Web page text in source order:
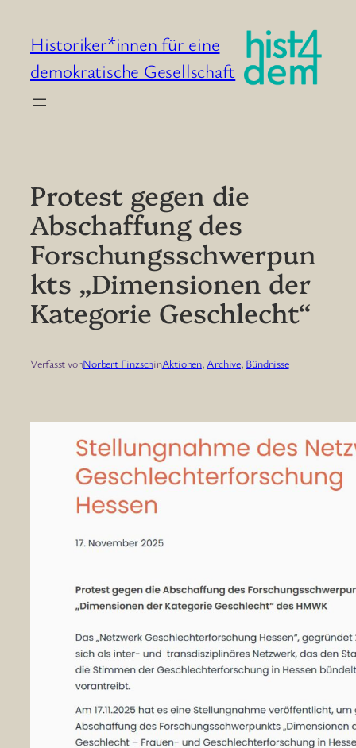
Inhalt
springen
Historiker*innen für eine
demokratische Gesellschaft
Protest gegen die
Abschaffung des
Forschungsschwerpun
kts „Dimensionen der
Kategorie Geschlecht“
Verfasst vonNorbert FinzschinAktionen, Archive, Bündnisse